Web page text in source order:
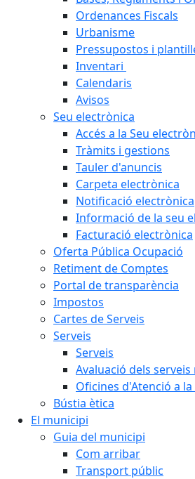
Ordenances Fiscals
Urbanisme
Pressupostos i
Inventari
Calendaris
Avisos
Seu electrònica
Accés a la Seu
Tràmits i gestions
Tauler d'anuncis
Carpeta electrònica
Notificació electrònica
Informació de la seu
Facturació electrònica
Oferta Pública Ocupació
Retiment de Comptes
Portal de transparència
Impostos
Cartes de Serveis
Serveis
Serveis
Avaluació dels
Oficines d'Atenció a
Bústia ètica
El municipi
Guia del municipi
Com arribar
Transport públic